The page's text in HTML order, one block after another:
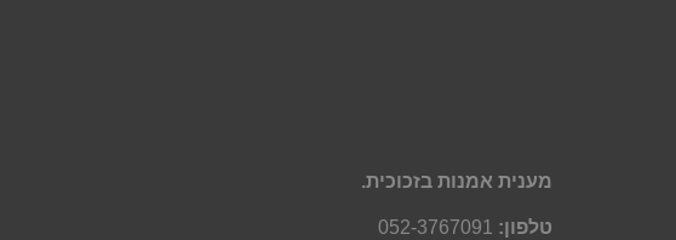
מענית אמנות בזכוכית.
טלפון: 052-3767091